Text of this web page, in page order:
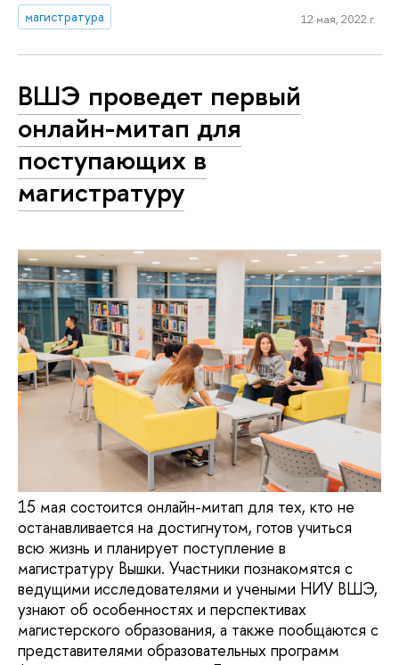
магистратура
12 мая, 2022 г.
ВШЭ проведет первый
онлайн-митап для
поступающих в
магистратуру
15 мая состоится онлайн-митап для тех, кто не
останавливается на достигнутом, готов учиться
всю жизнь и планирует поступление в
магистратуру Вышки. Участники познакомятся с
ведущими исследователями и учеными НИУ ВШЭ,
узнают об особенностях и перспективах
магистерского образования, а также пообщаются с
представителями образовательных программ